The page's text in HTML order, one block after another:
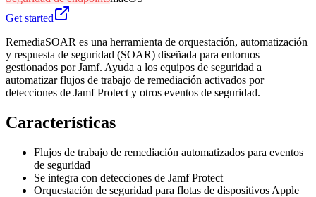
Get started
RemediaSOAR es una herramienta de orquestación, automatización
y respuesta de seguridad (SOAR) diseñada para entornos
gestionados por Jamf. Ayuda a los equipos de seguridad a
automatizar flujos de trabajo de remediación activados por
detecciones de Jamf Protect y otros eventos de seguridad.
Características
Flujos de trabajo de remediación automatizados para eventos
de seguridad
Se integra con detecciones de Jamf Protect
Orquestación de seguridad para flotas de dispositivos Apple